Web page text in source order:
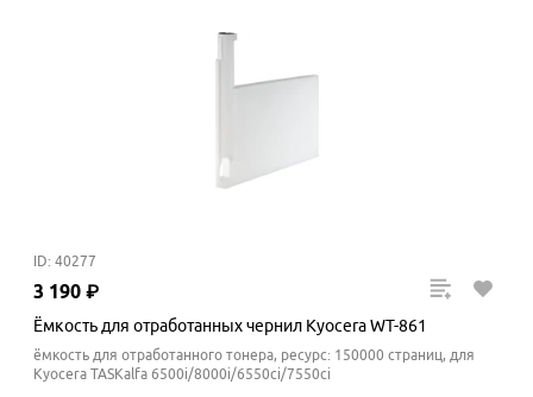
ID: 40277
3 190 ₽
Ёмкость для отработанных чернил Kyocera WT-861
ёмкость для отработанного тонера, ресурс: 150000 страниц, для
Kyocera TASKalfa 6500i/8000i/6550ci/7550ci